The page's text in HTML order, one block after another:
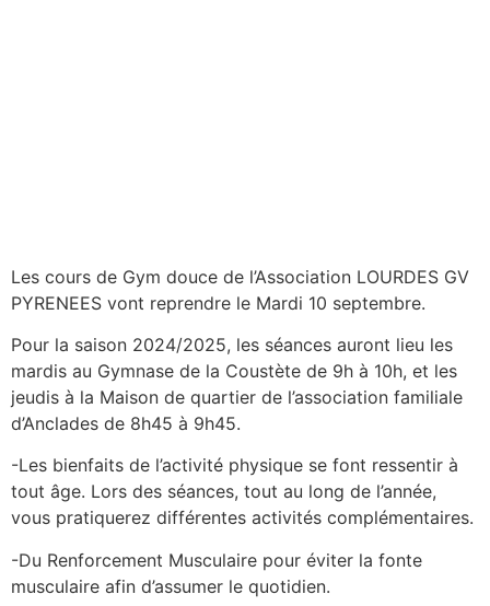
Les cours de Gym douce de l’Association LOURDES GV
PYRENEES vont reprendre le Mardi 10 septembre.
Pour la saison 2024/2025, les séances auront lieu les
mardis au Gymnase de la Coustète de 9h à 10h, et les
jeudis à la Maison de quartier de l’association familiale
d’Anclades de 8h45 à 9h45.
-Les bienfaits de l’activité physique se font ressentir à
tout âge. Lors des séances, tout au long de l’année,
vous pratiquerez différentes activités complémentaires.
-Du Renforcement Musculaire pour éviter la fonte
musculaire afin d’assumer le quotidien.